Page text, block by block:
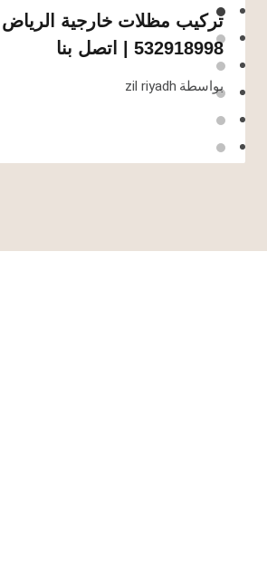
تركيب مظلات خارجية الرياض |
532918998 | اتصل بنا
بواسطة zil riyadh